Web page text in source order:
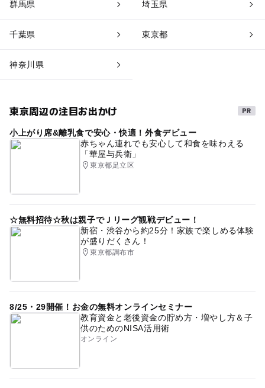
群馬県 埼玉県
千葉県 東京都
神奈川県
東京周辺の注目お出かけ
小上がり席&離乳食で安心・快適！外食デビュー
赤ちゃん連れでも安心して和食を味わえる
「華屋与兵衛」
東京都足立区
☆無料招待☆秋は親子でＪリーグ観戦デビュー！
新宿・渋谷から約25分！家族で楽しめる体験
が盛りだくさん！
東京都調布市
8/25・29開催！お金の無料オンラインセミナー
教育資金と老後資金の貯め方・増やし方＆子
供のためのNISA活用術
オンライン